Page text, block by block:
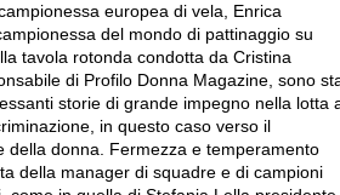
europea di vela, Enrica
del mondo di pattinaggio su
tavola rotonda condotta da Cristina
di Profilo Donna Magazine, sono
storie di grande impegno nella lotta
in questo caso verso il
della donna. Fermezza e temperamento
della manager di squadre e di campioni